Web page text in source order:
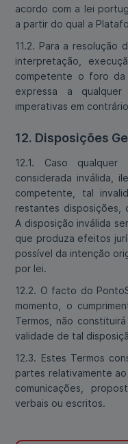
acordo com a lei
a partir do qual a
11.2. Para a resolução
interpretação,
competente o foro da
expressa a
imperativas em
12. Disposições
12.1. Caso qualquer
considerada inválida,
competente, tal
restantes disposições,
A disposição inválida
que produza efeitos
possível da intenção
por lei.
12.2. O facto do
momento, o
Termos, não
validade de tal
12.3. Estes Termos
partes relativamente
comunicações,
verbais ou escritos.